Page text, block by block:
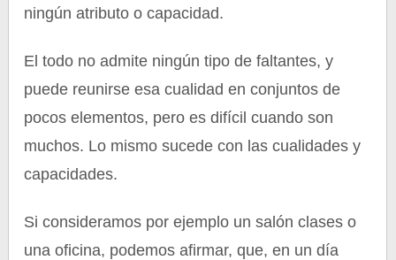
ningún atributo o capacidad.
El todo no admite ningún tipo de faltantes, y
puede reunirse esa cualidad en conjuntos de
pocos elementos, pero es difícil cuando son
muchos. Lo mismo sucede con las cualidades y
capacidades.
Si consideramos por ejemplo un salón clases o
una oficina, podemos afirmar, que, en un día